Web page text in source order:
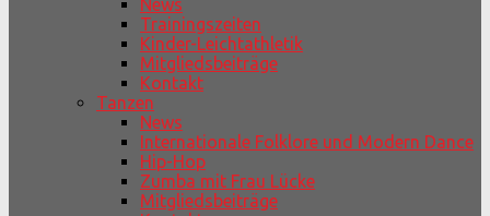
News
Trainingszeiten
Kinder-Leichtathletik
Mitgliedsbeiträge
Kontakt
Tanzen
News
Internationale Folklore und Modern Dance
Hip-Hop
Zumba mit Frau Lücke
Mitgliedsbeiträge